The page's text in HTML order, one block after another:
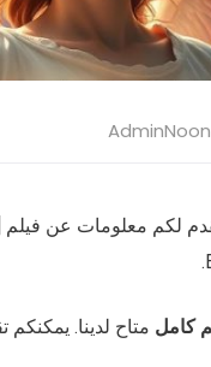
AdminNoon
متاح لدينا. يمكنكم